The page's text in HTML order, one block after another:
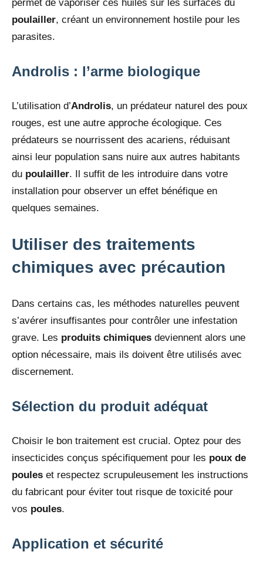
permet de vaporiser ces huiles sur les surfaces du
poulailler, créant un environnement hostile pour les
parasites.
Androlis : l’arme biologique
L’utilisation d’Androlis, un prédateur naturel des poux
rouges, est une autre approche écologique. Ces
prédateurs se nourrissent des acariens, réduisant
ainsi leur population sans nuire aux autres habitants
du poulailler. Il suffit de les introduire dans votre
installation pour observer un effet bénéfique en
quelques semaines.
Utiliser des traitements
chimiques avec précaution
Dans certains cas, les méthodes naturelles peuvent
s’avérer insuffisantes pour contrôler une infestation
grave. Les produits chimiques deviennent alors une
option nécessaire, mais ils doivent être utilisés avec
discernement.
Sélection du produit adéquat
Choisir le bon traitement est crucial. Optez pour des
insecticides conçus spécifiquement pour les poux de
poules et respectez scrupuleusement les instructions
du fabricant pour éviter tout risque de toxicité pour
vos poules.
Application et sécurité